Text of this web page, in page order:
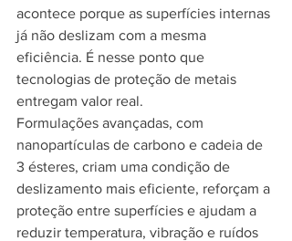
acontece porque as superfícies internas
já não deslizam com a mesma
eficiência. É nesse ponto que
tecnologias de proteção de metais
entregam valor real.
Formulações avançadas, com
nanopartículas de carbono e cadeia de
3 ésteres, criam uma condição de
deslizamento mais eficiente, reforçam a
proteção entre superfícies e ajudam a
reduzir temperatura, vibração e ruídos